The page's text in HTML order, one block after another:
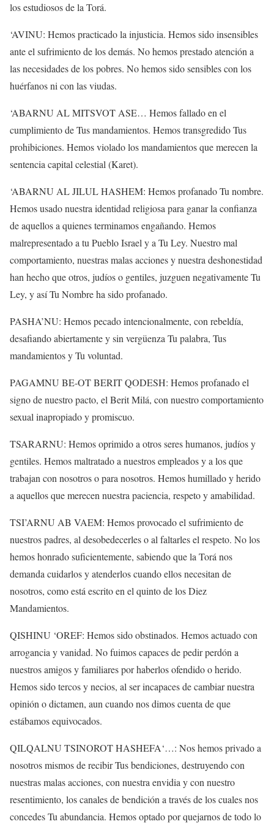
los estudiosos de la Torá.
‘AVINU: Hemos practicado la injusticia. Hemos sido insensibles
ante el sufrimiento de los demás. No hemos prestado atención a
las necesidades de los pobres. No hemos sido sensibles con los
huérfanos ni con las viudas.
‘ABARNU AL MITSVOT ASE… Hemos fallado en el
cumplimiento de Tus mandamientos. Hemos transgredido Tus
prohibiciones. Hemos violado los mandamientos que merecen la
sentencia capital celestial (Karet).
‘ABARNU AL JILUL HASHEM: Hemos profanado Tu nombre.
Hemos usado nuestra identidad religiosa para ganar la confianza
de aquellos a quienes terminamos engañando. Hemos
malrepresentado a tu Pueblo Israel y a Tu Ley. Nuestro mal
comportamiento, nuestras malas acciones y nuestra deshonestidad
han hecho que otros, judíos o gentiles, juzguen negativamente Tu
Ley, y así Tu Nombre ha sido profanado.
PASHA’NU: Hemos pecado intencionalmente, con rebeldía,
desafiando abiertamente y sin vergüenza Tu palabra, Tus
mandamientos y Tu voluntad.
PAGAMNU BE-OT BERIT QODESH: Hemos profanado el
signo de nuestro pacto, el Berit Milá, con nuestro comportamiento
sexual inapropiado y promiscuo.
TSARARNU: Hemos oprimido a otros seres humanos, judíos y
gentiles. Hemos maltratado a nuestros empleados y a los que
trabajan con nosotros o para nosotros. Hemos humillado y herido
a aquellos que merecen nuestra paciencia, respeto y amabilidad.
TSI’ARNU AB VAEM: Hemos provocado el sufrimiento de
nuestros padres, al desobedecerles o al faltarles el respeto. No los
hemos honrado suficientemente, sabiendo que la Torá nos
demanda cuidarlos y atenderlos cuando ellos necesitan de
nosotros, como está escrito en el quinto de los Diez
Mandamientos.
QISHINU ‘OREF: Hemos sido obstinados. Hemos actuado con
arrogancia y vanidad. No fuimos capaces de pedir perdón a
nuestros amigos y familiares por haberlos ofendido o herido.
Hemos sido tercos y necios, al ser incapaces de cambiar nuestra
opinión o dictamen, aun cuando nos dimos cuenta de que
estábamos equivocados.
QILQALNU TSINOROT HASHEFA‘…: Nos hemos privado a
nosotros mismos de recibir Tus bendiciones, destruyendo con
nuestras malas acciones, con nuestra envidia y con nuestro
resentimiento, los canales de bendición a través de los cuales nos
concedes Tu abundancia. Hemos optado por quejarnos de todo lo